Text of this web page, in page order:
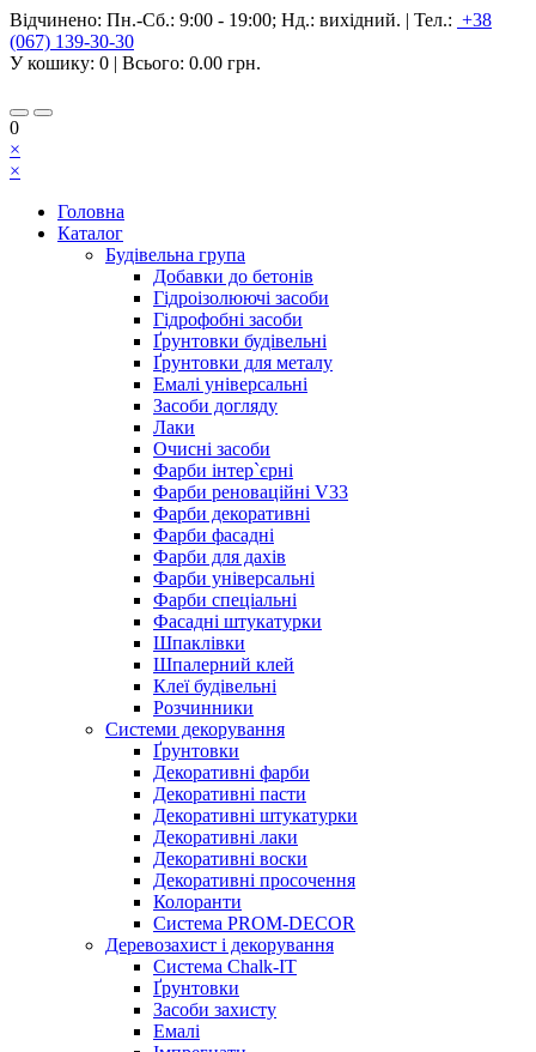
Відчинено: Пн.-Сб.: 9:00 - 19:00; Нд.: вихідний. | Тел.: +38
(067) 139-30-30
У кошику: 0 | Всього: 0.00 грн.
0
×
×
Головна
Каталог
Будівельна група
Добавки до бетонів
Гідроізолюючі засоби
Гідрофобні засоби
Ґрунтовки будівельні
Ґрунтовки для металу
Емалі універсальні
Засоби догляду
Лаки
Очисні засоби
Фарби інтер`єрні
Фарби реноваційні V33
Фарби декоративні
Фарби фасадні
Фарби для дахів
Фарби універсальні
Фарби спеціальні
Фасадні штукатурки
Шпаклівки
Шпалерний клей
Клеї будівельні
Розчинники
Системи декорування
Ґрунтовки
Декоративні фарби
Декоративні пасти
Декоративні штукатурки
Декоративні лаки
Декоративні воски
Декоративні просочення
Колоранти
Система PROM-DECOR
Деревозахист і декорування
Система Chalk-IT
Ґрунтовки
Засоби захисту
Емалі